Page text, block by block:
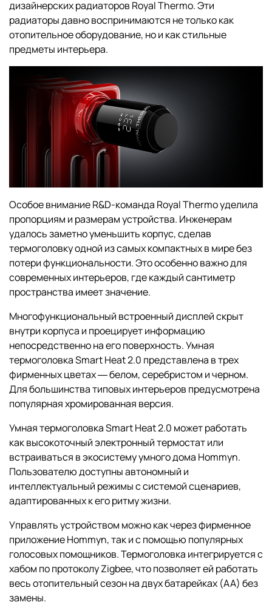
дизайнерских радиаторов Royal Thermo. Эти
радиаторы давно воспринимаются не только как
отопительное оборудование, но и как стильные
предметы интерьера.
Особое внимание R&D-команда Royal Thermo уделила
пропорциям и размерам устройства. Инженерам
удалось заметно уменьшить корпус, сделав
термоголовку одной из самых компактных в мире без
потери функциональности. Это особенно важно для
современных интерьеров, где каждый сантиметр
пространства имеет значение.
Многофункциональный встроенный дисплей скрыт
внутри корпуса и проецирует информацию
непосредственно на его поверхность. Умная
термоголовка Smart Heat 2.0 представлена в трех
фирменных цветах ― белом, серебристом и черном.
Для большинства типовых интерьеров предусмотрена
популярная хромированная версия.
Умная термоголовка Smart Heat 2.0 может работать
как высокоточный электронный термостат или
встраиваться в экосистему умного дома Hommyn.
Пользователю доступны автономный и
интеллектуальный режимы с системой сценариев,
адаптированных к его ритму жизни.
Управлять устройством можно как через фирменное
приложение Hommyn, так и с помощью популярных
голосовых помощников. Термоголовка интегрируется с
хабом по протоколу Zigbee, что позволяет ей работать
весь отопительный сезон на двух батарейках (AA) без
замены.